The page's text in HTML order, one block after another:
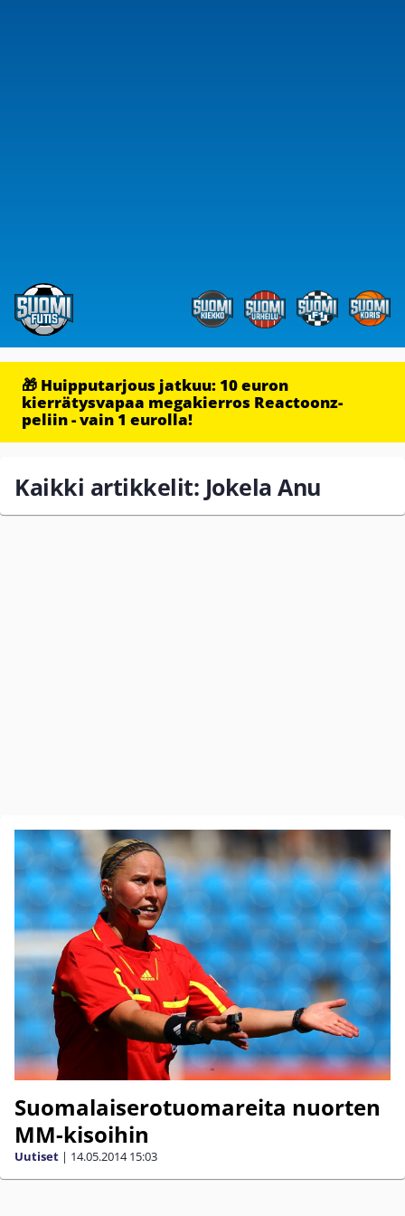
🎁 Huipputarjous jatkuu: 10 euron
kierrätysvapaa megakierros Reactoonz-
peliin - vain 1 eurolla!
Kaikki artikkelit: Jokela Anu
Suomalaiserotuomareita nuorten
MM-kisoihin
Uutiset | 14.05.2014 15:03